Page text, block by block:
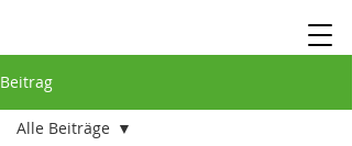
Beitrag
Alle Beiträge